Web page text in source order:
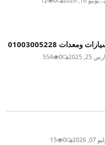
01003005228
25, 2025
0
554
2026
0
15